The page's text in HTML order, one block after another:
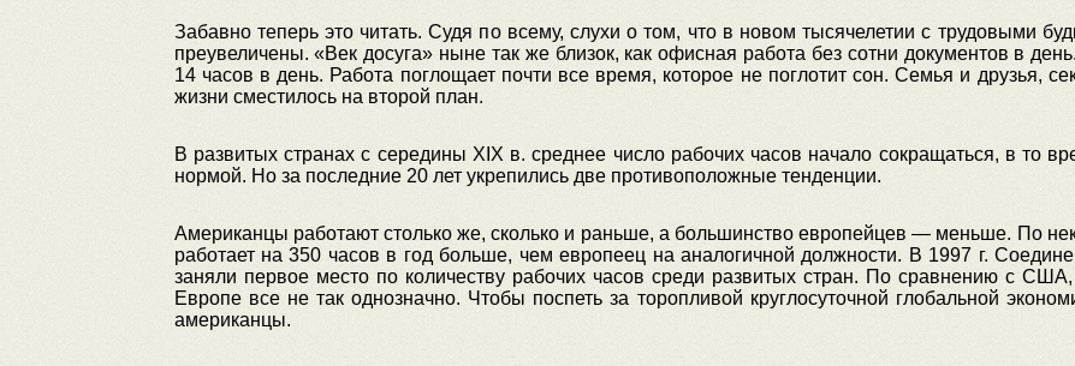
Забавно теперь это читать. Судя по всему, слухи о том, что в новом тысячелетии с трудовыми
преувеличены. «Век досуга» ныне так же близок, как офисная работа без сотни документов в
14 часов в день. Работа поглощает почти все время, которое не поглотит сон. Семья и друзья,
жизни сместилось на второй план.
В развитых странах с середины XIX в. среднее число рабочих часов начало сокращаться, в то
нормой. Но за последние 20 лет укрепились две противоположные тенденции.
Американцы работают столько же, сколько и раньше, а большинство европейцев — меньше. По
работает на 350 часов в год больше, чем европеец на аналогичной должности. В 1997 г.
заняли первое место по количеству рабочих часов среди развитых стран. По сравнению с
Европе все не так однозначно. Чтобы поспеть за торопливой круглосуточной глобальной
американцы.